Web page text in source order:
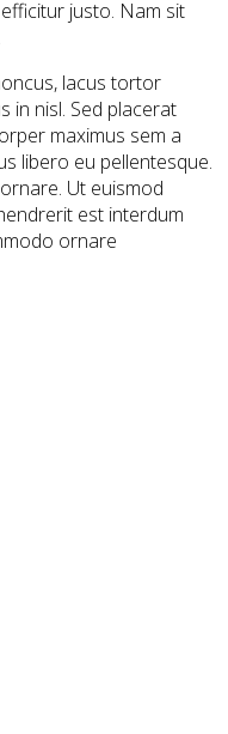
justo. Nam sit
lacus tortor
in nisl. Sed placerat
maximus sem a
libero eu pellentesque.
Ut euismod
est interdum
ornare